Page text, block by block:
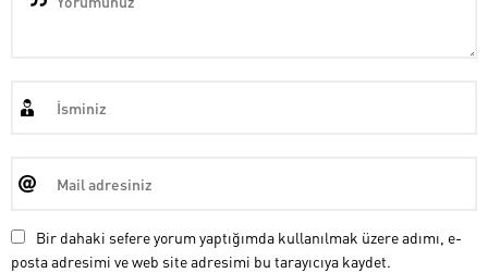
Bir dahaki sefere yorum yaptığımda kullanılmak üzere adımı, e-
posta adresimi ve web site adresimi bu tarayıcıya kaydet.